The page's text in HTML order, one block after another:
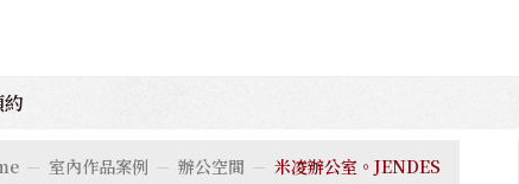
室內作品案例 辦公空間 米凌辦公室。JENDES